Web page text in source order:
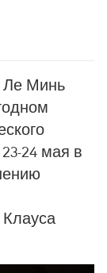
Ле Минь
24 мая в